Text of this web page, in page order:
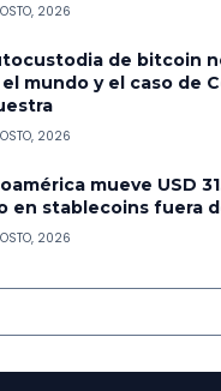
2026
de bitcoin
mundo y el caso de
2026
mueve USD
en stablecoins fuera
2026